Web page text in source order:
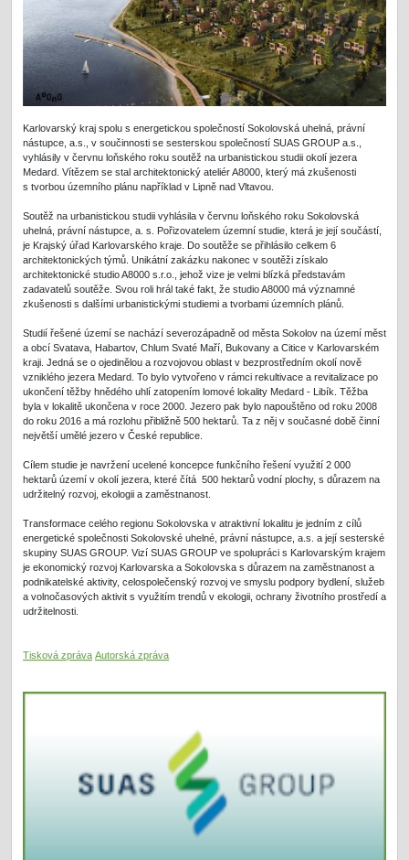
Karlovarský kraj spolu s energetickou společností Sokolovská uhelná, právní
nástupce, a.s., v součinnosti se sesterskou společností SUAS GROUP a.s.,
vyhlásily v červnu loňského roku soutěž na urbanistickou studii okolí jezera
Medard. Vítězem se stal architektonický ateliér A8000, který má zkušenosti
s tvorbou územního plánu například v Lipně nad Vltavou.
Soutěž na urbanistickou studii vyhlásila v červnu loňského roku Sokolovská
uhelná, právní nástupce, a. s. Pořizovatelem územní studie, která je její součástí,
je Krajský úřad Karlovarského kraje. Do soutěže se přihlásilo celkem 6
architektonických týmů. Unikátní zakázku nakonec v soutěži získalo
architektonické studio A8000 s.r.o., jehož vize je velmi blízká představám
zadavatelů soutěže. Svou roli hrál také fakt, že studio A8000 má významné
zkušenosti s dalšími urbanistickými studiemi a tvorbami územních plánů.
Studií řešené území se nachází severozápadně od města Sokolov na území měst
a obcí Svatava, Habartov, Chlum Svaté Maří, Bukovany a Citice v Karlovarském
kraji. Jedná se o ojedinělou a rozvojovou oblast v bezprostředním okolí nově
vzniklého jezera Medard. To bylo vytvořeno v rámci rekultivace a revitalizace po
ukončení těžby hnědého uhlí zatopením lomové lokality Medard - Libík. Těžba
byla v lokalitě ukončena v roce 2000. Jezero pak bylo napouštěno od roku 2008
do roku 2016 a má rozlohu přibližně 500 hektarů. Ta z něj v současné době činní
největší umělé jezero v České republice.
Cílem studie je navržení ucelené koncepce funkčního řešení využití 2 000
hektarů území v okolí jezera, které čítá 500 hektarů vodní plochy, s důrazem na
udržitelný rozvoj, ekologii a zaměstnanost.
Transformace celého regionu Sokolovska v atraktivní lokalitu je jedním z cílů
energetické společnosti Sokolovské uhelné, právní nástupce, a.s. a její sesterské
skupiny SUAS GROUP. Vizí SUAS GROUP ve spolupráci s Karlovarským krajem
je ekonomický rozvoj Karlovarska a Sokolovska s důrazem na zaměstnanost a
podnikatelské aktivity, celospolečenský rozvoj ve smyslu podpory bydlení, služeb
a volnočasových aktivit s využitím trendů v ekologii, ochrany životního prostředí a
udržitelnosti.
Tisková zpráva Autorská zpráva